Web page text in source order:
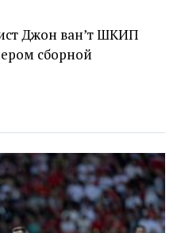
Джон ван’т ШКИП
сборной